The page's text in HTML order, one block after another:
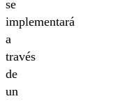
se
implementará
a
través
de
un